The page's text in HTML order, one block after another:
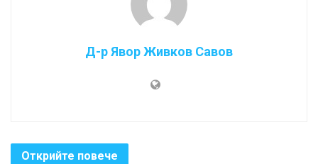
Д-р Явор Живков Савов
Открийте повече